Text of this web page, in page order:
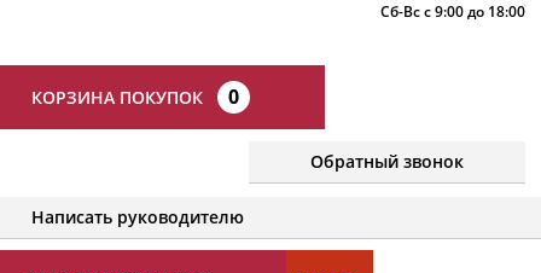
Сб-Вс с 9:00 до 18:00
КОРЗИНА ПОКУПОК 0
Обратный звонок
Написать руководителю